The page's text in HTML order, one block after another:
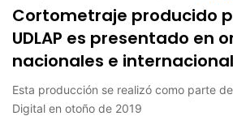
Cortometraje producido
UDLAP es presentado en
nacionales e
Esta producción se realizó como parte
Digital en otoño de 2019